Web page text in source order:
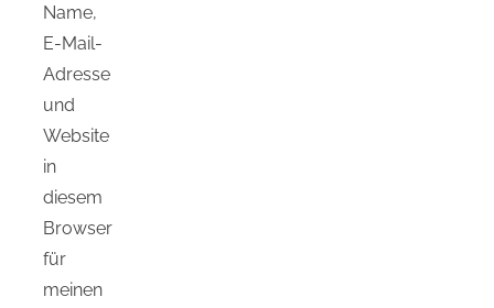
Name,
E-Mail-
Adresse
und
Website
in
diesem
Browser
für
meinen